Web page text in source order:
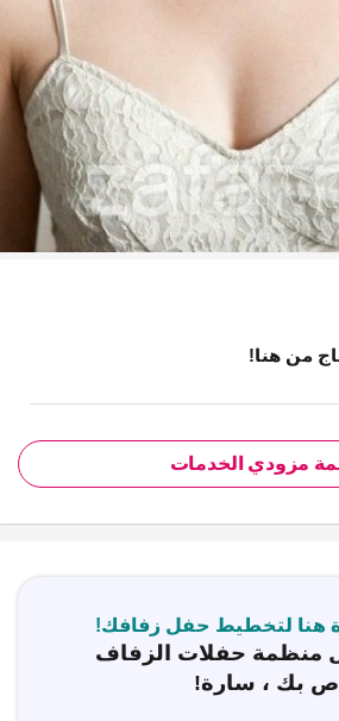
من هنا!
مزودي الخدمات
هنا لتخطيط حفل زفافك!
منظمة حفلات الزفاف
بك ، سارة!